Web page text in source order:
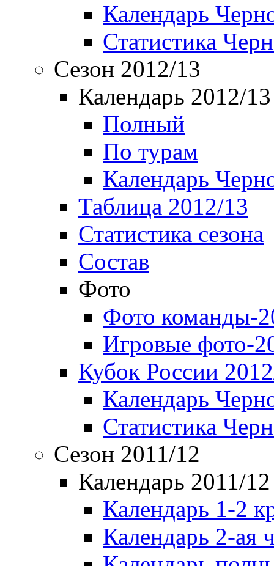
Календарь
Статистика
Сезон 2012/13
Календарь 2012/13
Полный
По турам
Календарь
Таблица 2012/13
Статистика сезона
Состав
Фото
Фото команды-
Игровые фото-
Кубок России
Календарь
Статистика
Сезон 2011/12
Календарь 2011/12
Календарь 1-2
Календарь 2-ая